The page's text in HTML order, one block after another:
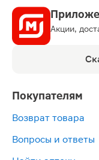
Акции,
Покупателям
Возврат товара
Вопросы и ответы